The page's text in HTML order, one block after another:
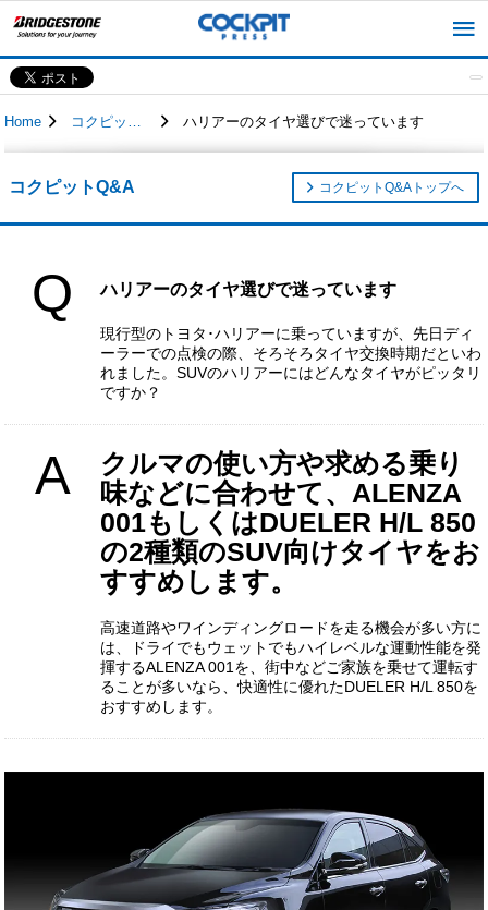
Home コクピットQ&A ハリアーのタイヤ選びで迷っています
コクピットQ&A コクピットQ&Aトップへ
Q ハリアーのタイヤ選びで迷っています
現行型のトヨタ･ハリアーに乗っていますが、先日ディ
ーラーでの点検の際、そろそろタイヤ交換時期だといわ
れました。SUVのハリアーにはどんなタイヤがピッタリ
ですか？
A
クルマの使い方や求める乗り
味などに合わせて、ALENZA
001もしくはDUELER H/L 850
の2種類のSUV向けタイヤをお
すすめします。
高速道路やワインディングロードを走る機会が多い方に
は、ドライでもウェットでもハイレベルな運動性能を発
揮するALENZA 001を、街中などご家族を乗せて運転す
ることが多いなら、快適性に優れたDUELER H/L 850を
おすすめします。